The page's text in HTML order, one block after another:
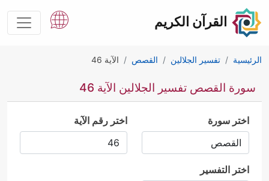
القرآن الكريم
الرئيسية تفسير الجلالين القصص الآية 46
سورة القصص تفسير الجلالين الآية 46
اختر سورة اختر رقم الآية
اختر التفسير